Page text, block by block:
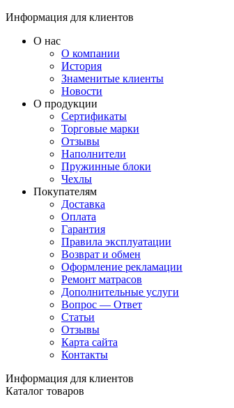
Информация для клиентов
О нас
О компании
История
Знаменитые клиенты
Новости
О продукции
Сертификаты
Торговые марки
Отзывы
Наполнители
Пружинные блоки
Чехлы
Покупателям
Доставка
Оплата
Гарантия
Правила эксплуатации
Возврат и обмен
Оформление рекламации
Ремонт матрасов
Дополнительные услуги
Вопрос — Ответ
Статьи
Отзывы
Карта сайта
Контакты
Информация для клиентов
Каталог товаров